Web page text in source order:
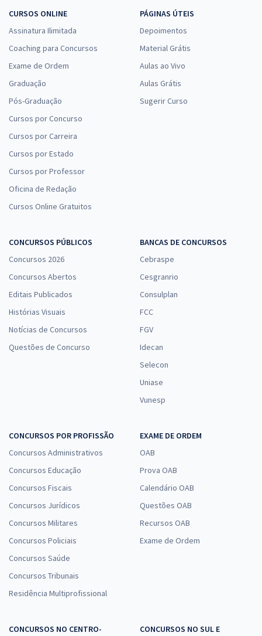
CURSOS ONLINE
Assinatura Ilimitada
Coaching para Concursos
Exame de Ordem
Graduação
Pós-Graduação
Cursos por Concurso
Cursos por Carreira
Cursos por Estado
Cursos por Professor
Oficina de Redação
Cursos Online Gratuitos
PÁGINAS ÚTEIS
Depoimentos
Material Grátis
Aulas ao Vivo
Aulas Grátis
Sugerir Curso
CONCURSOS PÚBLICOS
Concursos 2026
Concursos Abertos
Editais Publicados
Histórias Visuais
Notícias de Concursos
Questões de Concurso
BANCAS DE CONCURSOS
Cebraspe
Cesgranrio
Consulplan
FCC
FGV
Idecan
Selecon
Uniase
Vunesp
CONCURSOS POR PROFISSÃO
Concursos Administrativos
Concursos Educação
Concursos Fiscais
Concursos Jurídicos
Concursos Militares
Concursos Policiais
Concursos Saúde
Concursos Tribunais
Residência Multiprofissional
EXAME DE ORDEM
OAB
Prova OAB
Calendário OAB
Questões OAB
Recursos OAB
Exame de Ordem
CONCURSOS NO CENTRO-
CONCURSOS NO SUL E